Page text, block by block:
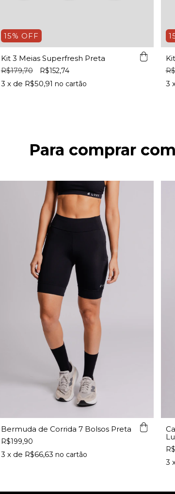
15% OFF
Kit 3 Meias Superfresh Preta
R$179,70 R$152,74
3 x de R$50,91 3
Para comprar
Bermuda de Corrida 7 Bolsos Preta
R$199,90
3 x de R$66,63
3